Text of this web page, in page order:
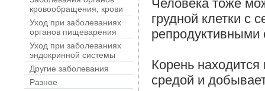
кровообращения, крови
Уход при заболеваниях
органов пищеварения
Уход при заболеваниях
эндокринной системы
Другие заболевания
Разное
Человека тоже
грудной клетки с
репродуктивными
Корень
средой и